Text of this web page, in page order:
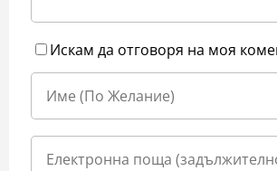
Искам да отговоря на моя